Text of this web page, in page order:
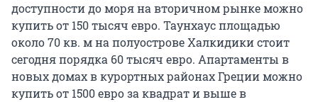
доступности до моря на вторичном рынке можно
купить от 150 тысяч евро. Таунхаус площадью
около 70 кв. м на полуострове Халкидики стоит
сегодня порядка 60 тысяч евро. Апартаменты в
новых домах в курортных районах Греции можно
купить от 1500 евро за квадрат и выше в